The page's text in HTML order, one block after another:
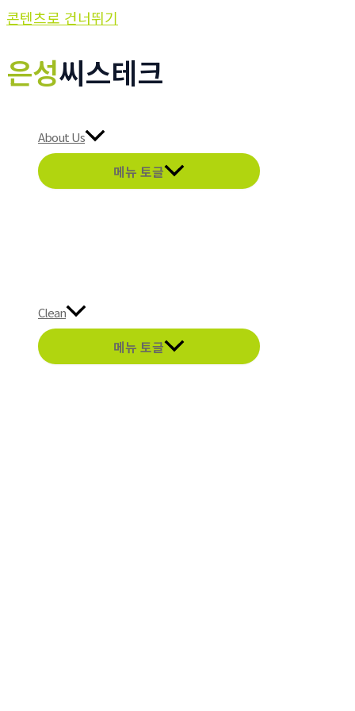
콘텐츠로 건너뛰기
은성씨스테크
About Us
메뉴 토글
Clean
메뉴 토글